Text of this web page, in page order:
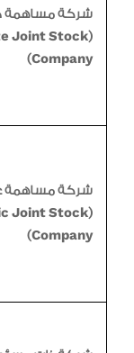
شركة مساهمة
Joint Stock
Company)
شركة مساهمة
Joint Stock
Company)